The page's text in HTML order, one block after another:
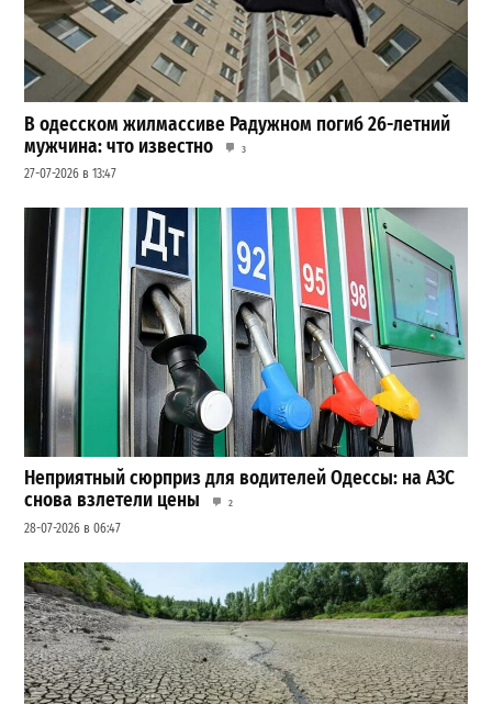
В одесском жилмассиве Радужном погиб 26-летний
мужчина: что известно
3
27-07-2026 в 13:47
Неприятный сюрприз для водителей Одессы: на АЗС
снова взлетели цены
2
28-07-2026 в 06:47